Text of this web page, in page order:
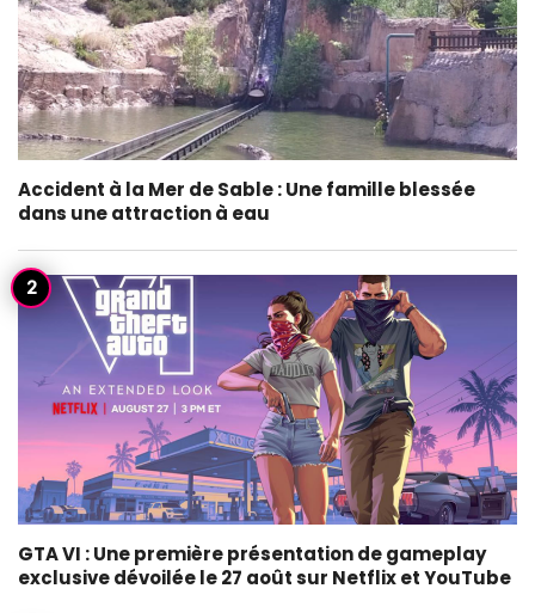
Accident à la Mer de Sable : Une famille blessée
dans une attraction à eau
GTA VI : Une première présentation de gameplay
exclusive dévoilée le 27 août sur Netflix et YouTube